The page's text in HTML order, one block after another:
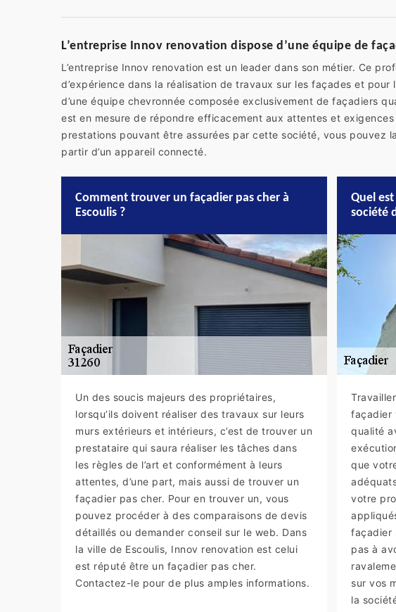
L’entreprise Innov renovation dispose d’une équipe de
L’entreprise Innov renovation est un leader dans son métier. Ce
d’expérience dans la réalisation de travaux sur les façades et pour
d’une équipe chevronnée composée exclusivement de façadiers
est en mesure de répondre efficacement aux attentes et
prestations pouvant être assurées par cette société, vous pouvez
partir d’un appareil connecté.
Comment trouver un façadier pas cher à
Escoulis ?
Un des soucis majeurs des propriétaires,
lorsqu’ils doivent réaliser des travaux sur leurs
murs extérieurs et intérieurs, c’est de trouver un
prestataire qui saura réaliser les tâches dans
les règles de l’art et conformément à leurs
attentes, d’une part, mais aussi de trouver un
façadier pas cher. Pour en trouver un, vous
pouvez procéder à des comparaisons de devis
détaillés ou demander conseil sur le web. Dans
la ville de Escoulis, Innov renovation est celui
est réputé être un façadier pas cher.
Contactez-le pour de plus amples informations.
Quel
société
façadier
qualité
que
votre
façadier
pas à
sur vos
la